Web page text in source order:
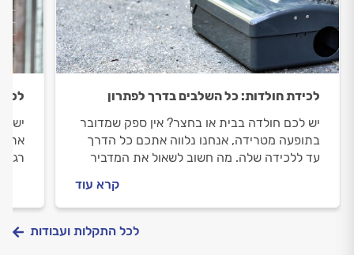
לכידת חולדות: כל השלבים בדרך לפתרון
יש לכם חולדה בבית או בחצר? אין ספק שמדובר
בתופעה מטרידה, אנחנו נלווה אתכם כל הדרך
עד ללכידה שלה. מה חשוב לשאול את המדביר
קרא עוד
יש
רגע
לכל התקלות ועבודות